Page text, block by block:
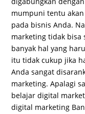
mumpuni tentu
pada bisnis Anda.
marketing tidak bisa
banyak hal yang
itu tidak cukup jika
Anda sangat
marketing. Apalagi
belajar digital
digital marketing